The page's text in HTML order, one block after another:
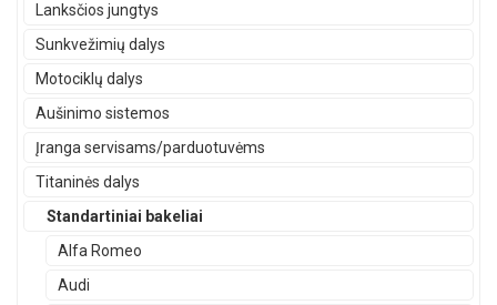
Lanksčios jungtys
Sunkvežimių dalys
Motociklų dalys
Aušinimo sistemos
Įranga servisams/parduotuvėms
Titaninės dalys
Standartiniai bakeliai
Alfa Romeo
Audi